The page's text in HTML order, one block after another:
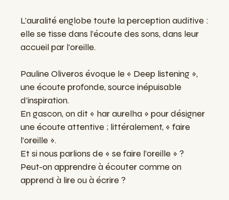
L’auralité englobe toute la perception auditive :
elle se tisse dans l’écoute des sons, dans leur
accueil par l’oreille.
Pauline Oliveros évoque le « Deep listening »,
une écoute profonde, source inépuisable
d’inspiration.
En gascon, on dit « har aurelha » pour désigner
une écoute attentive ; littéralement, « faire
l’oreille ».
Et si nous parlions de « se faire l’oreille » ?
Peut-on apprendre à écouter comme on
apprend à lire ou à écrire ?